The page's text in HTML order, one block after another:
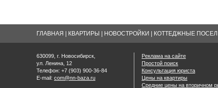
ГЛАВНАЯ КВАРТИРЫ НОВОСТРОЙКИ КОТТЕДЖНЫЕ
630099, г. Новосибирск,
ул. Ленина, 12
Телефон: +7 (903) 900-36-84
E-mail: com@nn-baza.ru
Реклама на сайте
Простой поиск
Консультация юриста
Цены на квартиры
Средние цены на вторичном